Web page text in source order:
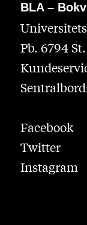
BLA –
Pb. 6794
Facebook
Twitter
Instagram